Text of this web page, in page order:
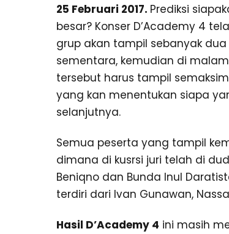
25 Februari 2017. Prediksi
besar? Konser D’Academy 4
grup akan tampil sebanyak
sementara, kemudian di
tersebut harus tampil
yang kan menentukan siapa
selanjutnya.
Semua peserta yang tampil
dimana di kusrsi juri telah di
Beniqno dan Bunda Inul
terdiri dari Ivan Gunawan,
Hasil D’Academy 4 ini masih